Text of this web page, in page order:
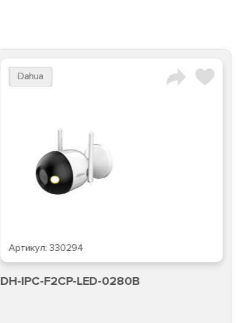
Dahua
Артикул:330294
DH-IPC-F2CP-LED-0280B